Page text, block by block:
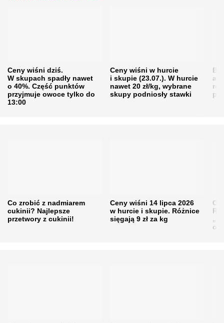
Ceny wiśni dziś.
W skupach spadły nawet
o 40%. Część punktów
przyjmuje owoce tylko do
13:00
Ceny wiśni w hurcie
i skupie (23.07.). W hurcie
nawet 20 zł/kg, wybrane
skupy podniosły stawki
Co zrobić z nadmiarem
cukinii? Najlepsze
przetwory z cukinii!
Ceny wiśni 14 lipca 2026
w hurcie i skupie. Różnice
sięgają 9 zł za kg